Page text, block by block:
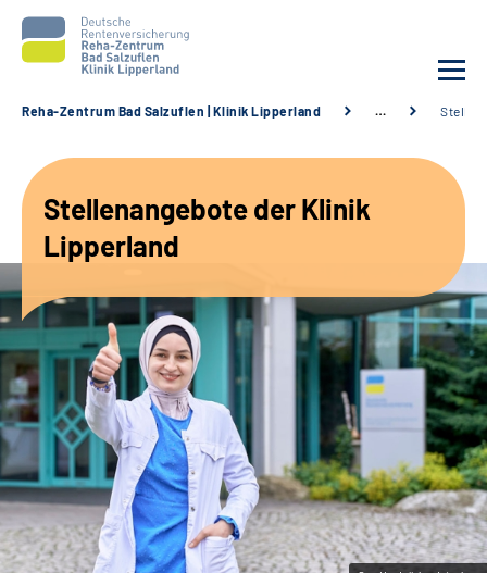
Unsere Angebote
Service
Karriere
Sozialdienste & Zuweisende
Suche
Leichte Sprache
Gebärdensprache
Reha-Zentrum Bad Salzuflen | Klinik Lipperland …
Stellenangebote der Klinik
Lipperland